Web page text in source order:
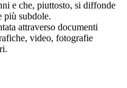
e che, piuttosto, si diffonde
più subdole.
attraverso documenti
video, fotografie